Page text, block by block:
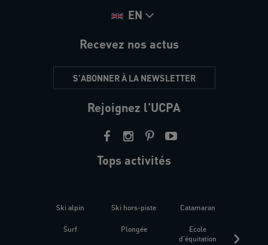
EN
Recevez nos actus
S'ABONNER À LA NEWSLETTER
Rejoignez l'UCPA
Tops activités
Ski alpin
Surf
Ski hors-piste
Plongée
Catamaran
Ecole
d'équitation